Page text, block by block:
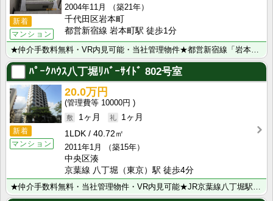
新着
マンション
2004年11月
（築21年）
千代田区岩本町
都営新宿線 岩本町駅 徒歩1分
ﾊﾟｰｸﾊｳｽ八丁堀ﾘﾊﾞｰｻｲﾄﾞ 802号室
新着
マンション
20.0万円
10000円
1ヶ月
1ヶ月
1LDK
40.72㎡
2011年1月
（築15年）
中央区湊
京葉線 八丁堀（東京）駅 徒歩4分